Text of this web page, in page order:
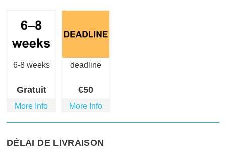
6-8 weeks
Gratuit
More Info
deadline
€50
More Info
DÉLAI DE LIVRAISON